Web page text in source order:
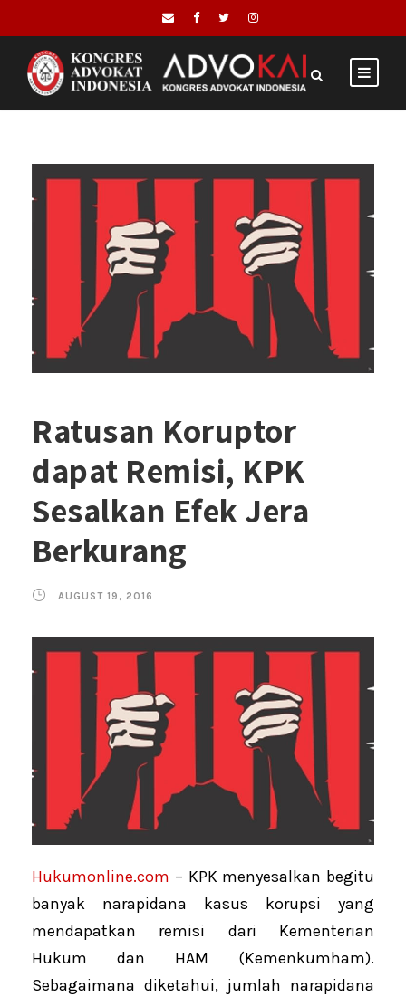
Ratusan Koruptor
dapat Remisi, KPK
Sesalkan Efek Jera
Berkurang
AUGUST 19, 2016
Hukumonline.com – KPK menyesalkan begitu
banyak narapidana kasus korupsi yang
mendapatkan remisi dari Kementerian
Hukum dan HAM (Kemenkumham).
Sebagaimana diketahui, jumlah narapidana